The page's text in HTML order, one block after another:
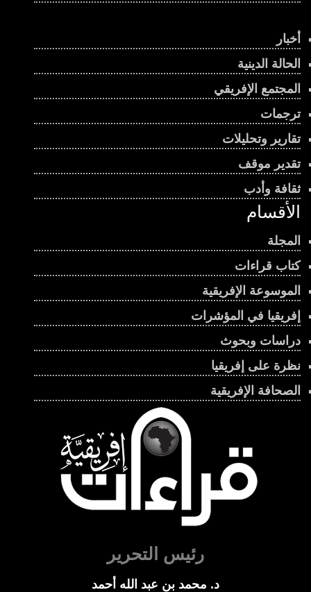
أخبار
الحالة الدينية
المجتمع الإفريقي
ترجمات
تقارير وتحليلات
تقدير موقف
ثقافة وأدب
الأقسام
المجلة
كتاب قراءات
الموسوعة الإفريقية
إفريقيا في المؤشرات
دراسات وبحوث
نظرة على إفريقيا
الصحافة الإفريقية
رئيس التحرير
د. محمد بن عبد الله أحمد